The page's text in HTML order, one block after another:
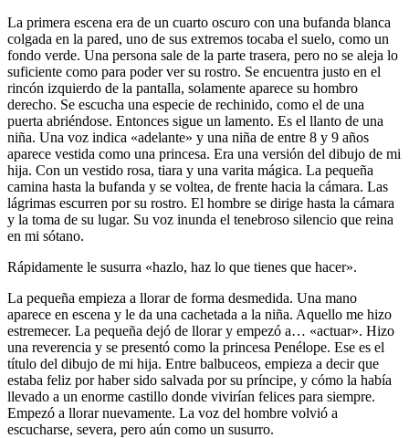
La primera escena era de un cuarto oscuro con una bufanda blanca
colgada en la pared, uno de sus extremos tocaba el suelo, como un
fondo verde. Una persona sale de la parte trasera, pero no se aleja lo
suficiente como para poder ver su rostro. Se encuentra justo en el
rincón izquierdo de la pantalla, solamente aparece su hombro
derecho. Se escucha una especie de rechinido, como el de una
puerta abriéndose. Entonces sigue un lamento. Es el llanto de una
niña. Una voz indica «adelante» y una niña de entre 8 y 9 años
aparece vestida como una princesa. Era una versión del dibujo de mi
hija. Con un vestido rosa, tiara y una varita mágica. La pequeña
camina hasta la bufanda y se voltea, de frente hacia la cámara. Las
lágrimas escurren por su rostro. El hombre se dirige hasta la cámara
y la toma de su lugar. Su voz inunda el tenebroso silencio que reina
en mi sótano.
Rápidamente le susurra «hazlo, haz lo que tienes que hacer».
La pequeña empieza a llorar de forma desmedida. Una mano
aparece en escena y le da una cachetada a la niña. Aquello me hizo
estremecer. La pequeña dejó de llorar y empezó a… «actuar». Hizo
una reverencia y se presentó como la princesa Penélope. Ese es el
título del dibujo de mi hija. Entre balbuceos, empieza a decir que
estaba feliz por haber sido salvada por su príncipe, y cómo la había
llevado a un enorme castillo donde vivirían felices para siempre.
Empezó a llorar nuevamente. La voz del hombre volvió a
escucharse, severa, pero aún como un susurro.